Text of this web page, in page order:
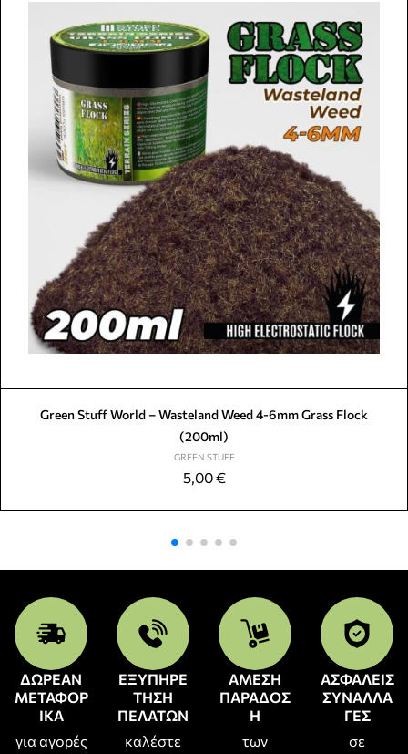
Green Stuff World – Wasteland Weed 4-6mm Grass Flock
(200ml)
GREEN STUFF
5,00€
ΔΩΡΕΑΝ
ΜΕΤΑΦΟΡ
ΙΚΑ
για αγορές
ΕΞΥΠΗΡΕ
ΤΗΣΗ
ΠΕΛΑΤΩΝ
καλέστε
ΑΜΕΣΗ
ΠΑΡΑΔΟΣ
Η
των
ΑΣΦΑΛΕΙΣ
ΣΥΝΑΛΛΑ
ΓΕΣ
σε